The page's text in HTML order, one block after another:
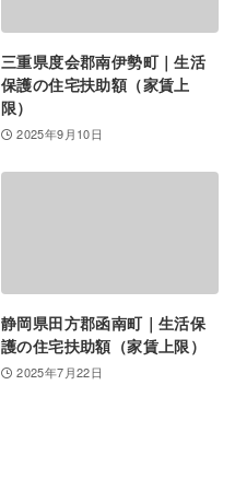
三重県度会郡南伊勢町｜生活
保護の住宅扶助額（家賃上
限）
2025年9月10日
静岡県田方郡函南町｜生活保
護の住宅扶助額（家賃上限）
2025年7月22日